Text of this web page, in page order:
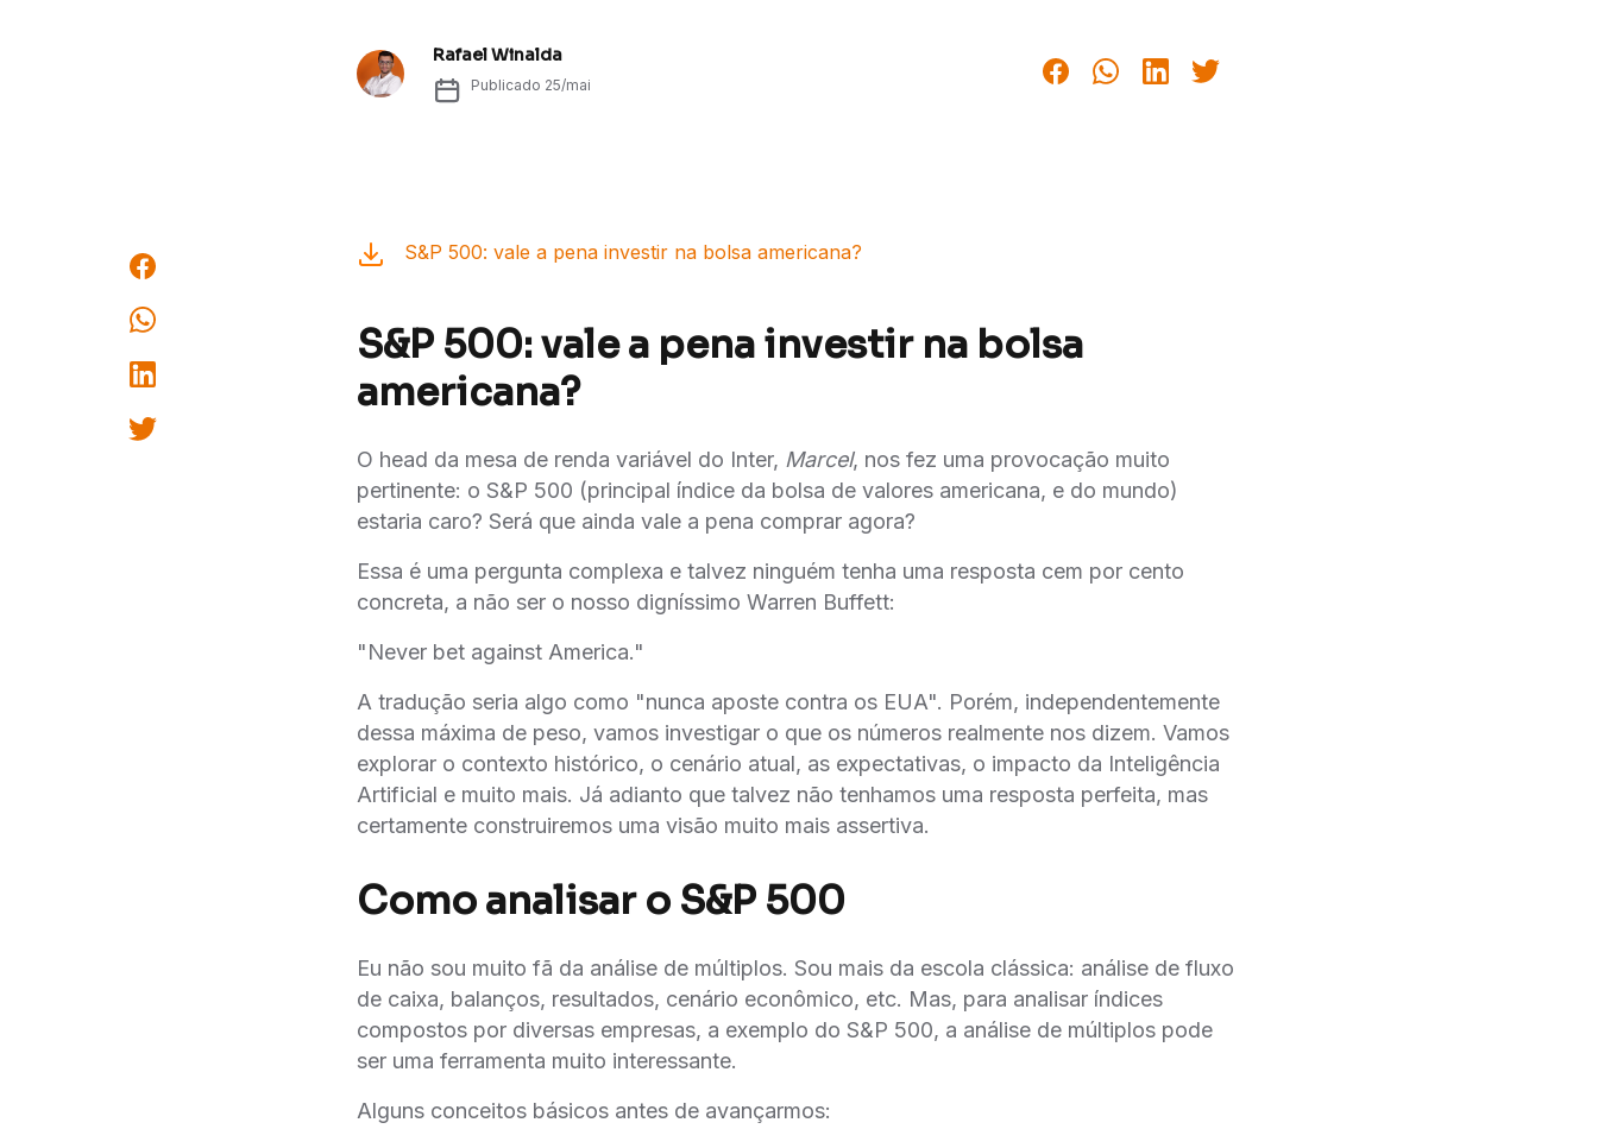
Rafael Winalda
Publicado 25/mai
S&P 500: vale a pena investir na bolsa americana?
S&P 500: vale a pena investir na bolsa
americana?
O head da mesa de renda variável do Inter, Marcel, nos fez uma provocação muito
pertinente: o S&P 500 (principal índice da bolsa de valores americana, e do mundo)
estaria caro? Será que ainda vale a pena comprar agora?
Essa é uma pergunta complexa e talvez ninguém tenha uma resposta cem por cento
concreta, a não ser o nosso digníssimo Warren Buffett:
"Never bet against America."
A tradução seria algo como "nunca aposte contra os EUA". Porém, independentemente
dessa máxima de peso, vamos investigar o que os números realmente nos dizem. Vamos
explorar o contexto histórico, o cenário atual, as expectativas, o impacto da Inteligência
Artificial e muito mais. Já adianto que talvez não tenhamos uma resposta perfeita, mas
certamente construiremos uma visão muito mais assertiva.
Como analisar o S&P 500
Eu não sou muito fã da análise de múltiplos. Sou mais da escola clássica: análise de fluxo
de caixa, balanços, resultados, cenário econômico, etc. Mas, para analisar índices
compostos por diversas empresas, a exemplo do S&P 500, a análise de múltiplos pode
ser uma ferramenta muito interessante.
Alguns conceitos básicos antes de avançarmos: